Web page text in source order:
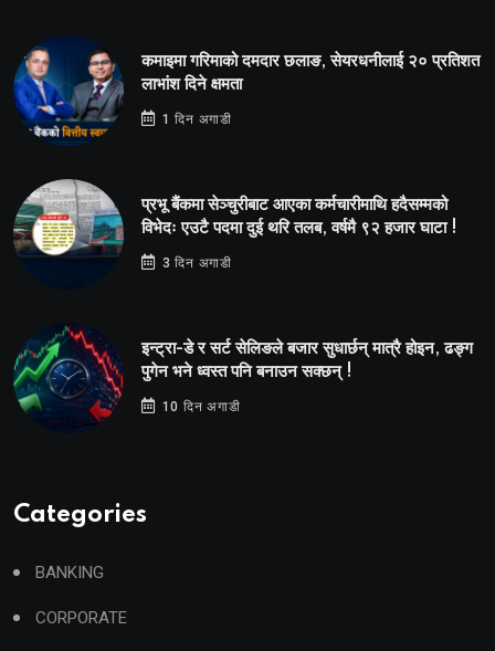
कमाइमा गरिमाको दमदार छलाङ, सेयरधनीलाई २० प्रतिशत
लाभांश दिने क्षमता
1 दिन अगाडी
प्रभू बैंकमा सेञ्चुरीबाट आएका कर्मचारीमाथि हदैसम्मको
विभेदः एउटै पदमा दुई थरि तलब, वर्षमै ९२ हजार घाटा !
3 दिन अगाडी
इन्ट्रा-डे र सर्ट सेलिङले बजार सुधार्छन् मात्रै होइन, ढङ्ग
पुगेन भने ध्वस्त पनि बनाउन सक्छन् !
10 दिन अगाडी
Categories
BANKING
CORPORATE